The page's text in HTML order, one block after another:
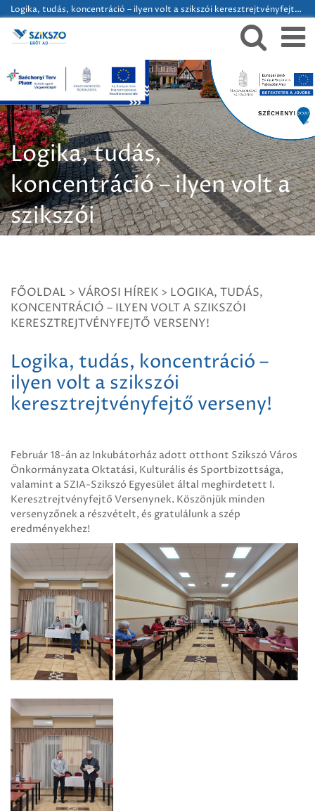
Logika, tudás, koncentráció – ilyen volt a szikszói keresztrejtvényfejtő verseny!
Logika, tudás,
koncentráció – ilyen volt a
szikszói
verseny!
FŐOLDAL > VÁROSI HÍREK > LOGIKA, TUDÁS,
KONCENTRÁCIÓ – ILYEN VOLT A SZIKSZÓI
KERESZTREJTVÉNYFEJTŐ VERSENY!
Logika, tudás, koncentráció –
ilyen volt a szikszói
keresztrejtvényfejtő verseny!
Február 18-án az Inkubátorház adott otthont Szikszó Város
Önkormányzata Oktatási, Kulturális és Sportbizottsága,
valamint a SZIA-Szikszó Egyesület által meghirdetett I.
Keresztrejtvényfejtő Versenynek. Köszönjük minden
versenyzőnek a részvételt, és gratulálunk a szép
eredményekhez!